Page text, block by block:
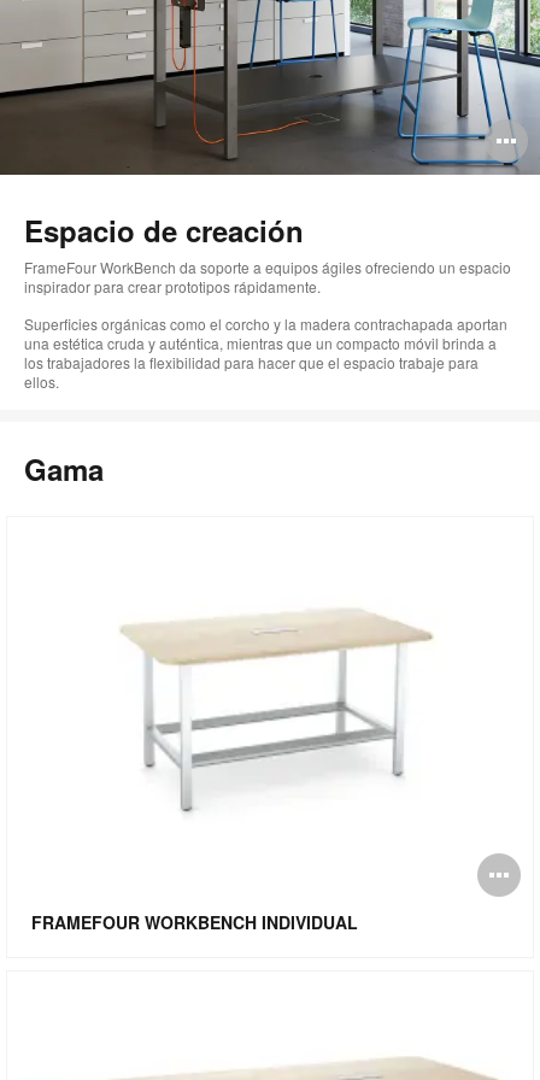
Espacio de creación
FrameFour WorkBench da soporte a equipos ágiles ofreciendo un espacio
inspirador para crear prototipos rápidamente.
Superficies orgánicas como el corcho y la madera contrachapada aportan
una estética cruda y auténtica, mientras que un compacto móvil brinda a
los trabajadores la flexibilidad para hacer que el espacio trabaje para
ellos.
Gama
FRAMEFOUR WORKBENCH INDIVIDUAL